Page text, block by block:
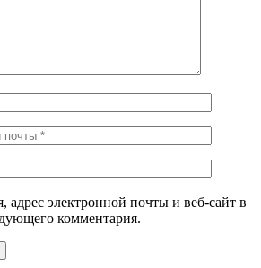
адрес электронной почты и веб-сайт в
комментария.